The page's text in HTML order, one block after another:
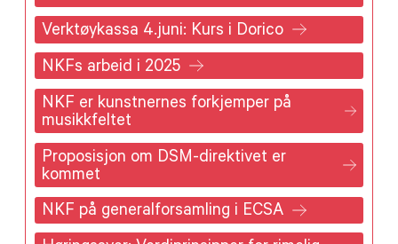
Verktøykassa 4.juni: Kurs i Dorico
NKFs arbeid i 2025
NKF er kunstnernes forkjemper på
musikkfeltet
Proposisjon om DSM-direktivet er
kommet
NKF på generalforsamling i ECSA